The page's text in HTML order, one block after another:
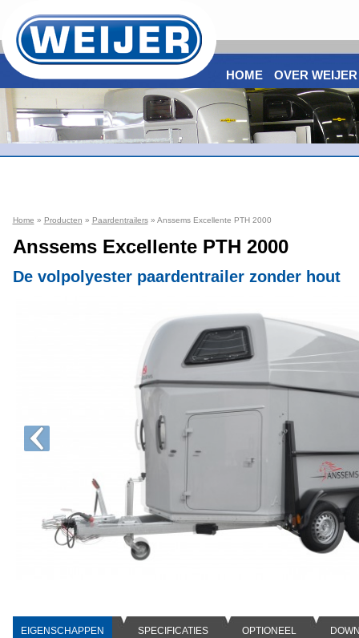
Home » Producten » Paardentrailers» Anssems Excellente PTH 2000
Anssems Excellente PTH 2000
De volpolyester paardentrailer zonder hout
EIGENSCHAPPEN SPECIFICATIES OPTIONEEL
HOME OVER WEIJER